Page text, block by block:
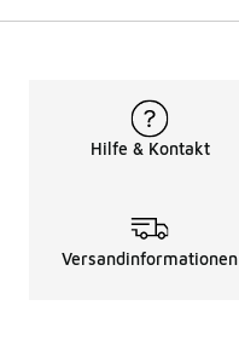
Hilfe & Kontakt
Versandinformationen